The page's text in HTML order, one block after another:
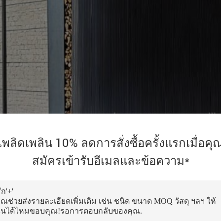
พลิดเพลิน 10% ลดการสั่งซื้อครั้งแรกเมื่อคุ
สมัครเข้ารับอีเมลและข้อความ*